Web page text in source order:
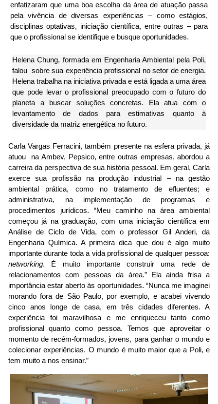
enfatizaram que uma boa escolha da área de atuação passa
pela vivência de diversas experiências ‒ como estágios,
disciplinas optativas, iniciação científica, entre outras ‒ para
que o profissional se identifique e busque oportunidades.
Helena Chung, formada em Engenharia Ambiental pela Poli,
falou  sobre sua experiência profissional no setor de energia.
Helena trabalha na iniciativa privada e está ligada a uma área
que pode levar o profissional preocupado com o futuro do
planeta a buscar soluções concretas. Ela atua com o
levantamento de dados para estimativas quanto à
diversidade da matriz energética no futuro.
Carla Vargas Ferracini, também presente na esfera privada, já
atuou  na Ambev, Pepsico, entre outras empresas, abordou a
carreira da perspectiva de sua história pessoal. Em geral, Carla
exerce sua profissão na produção industrial – na gestão
ambiental prática, como no tratamento de efluentes; e
administrativa, na implementação de programas e
procedimentos jurídicos. “Meu caminho na área ambiental
começou já na graduação, com uma iniciação científica em
Análise de Ciclo de Vida, com o professor Gil Anderi, da
Engenharia Química. A primeira dica que dou é algo muito
networking. É muito importante construir uma rede de
relacionamentos com pessoas da área.” Ela ainda frisa a
importância estar aberto às oportunidades. “Nunca me imaginei
morando fora de São Paulo, por exemplo, e acabei vivendo
cinco anos longe de casa, em três cidades diferentes. A
experiência foi maravilhosa e me enriqueceu tanto como
profissional quanto como pessoa. Temos que aproveitar o
momento de recém-formados, jovens, para ganhar o mundo e
colecionar experiências. O mundo é muito maior que a Poli, e
tem muito a nos ensinar.”